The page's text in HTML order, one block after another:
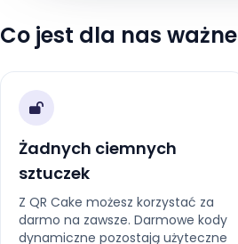
Co jest dla nas ważne
Żadnych ciemnych
sztuczek
Z QR Cake możesz korzystać za
darmo na zawsze. Darmowe kody
dynamiczne pozostają użyteczne